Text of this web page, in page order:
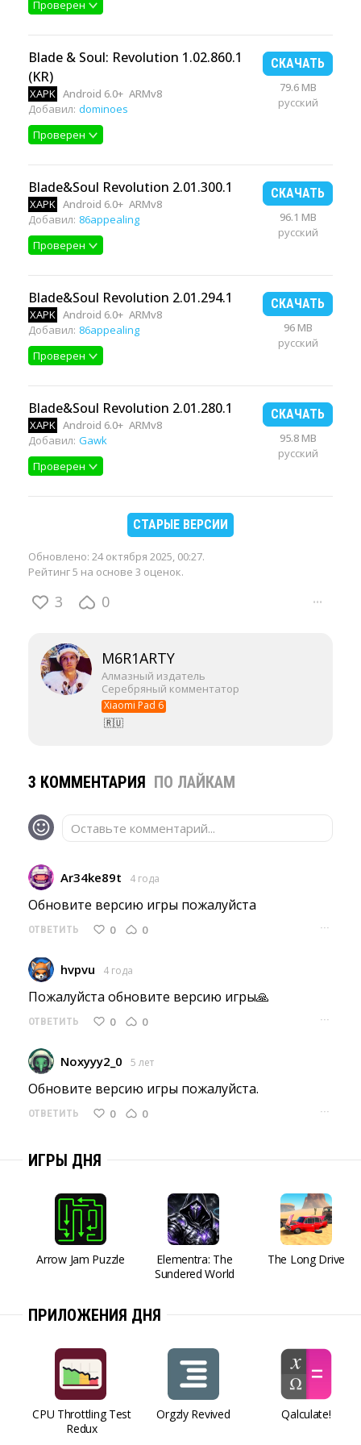
Проверен
Blade & Soul: Revolution 1.02.860.1
(KR)
XAPK Android 6.0+ ARMv8
Добавил: dominoes
Проверен
СКАЧАТЬ
79.6 MB
русский
Blade&Soul Revolution 2.01.300.1
XAPK Android 6.0+ ARMv8
Добавил: 86appealing
Проверен
СКАЧАТЬ
96.1 MB
русский
Blade&Soul Revolution 2.01.294.1
XAPK Android 6.0+ ARMv8
Добавил: 86appealing
Проверен
СКАЧАТЬ
96 MB
русский
Blade&Soul Revolution 2.01.280.1
XAPK Android 6.0+ ARMv8
Добавил: Gawk
Проверен
СКАЧАТЬ
95.8 MB
русский
СТАРЫЕ ВЕРСИИ
Обновлено: 24 октября 2025, 00:27.
Рейтинг 5 на основе 3 оценок.
3 0 ···
M6R1ARTY
Алмазный издатель
Серебряный комментатор
Xiaomi Pad 6
🇷🇺
3 КОММЕНТАРИЯ ПО ЛАЙКАМ
Оставьте комментарий...
Ar34ke89t 4 года
Обновите версию игры пожалуйста
ОТВЕТИТЬ 0 0 ···
hvpvu 4 года
Пожалуйста обновите версию игры🙏
ОТВЕТИТЬ 0 0 ···
Noxyyy2_0 5 лет
Обновите версию игры пожалуйста.
ОТВЕТИТЬ 0 0 ···
ИГРЫ ДНЯ
Arrow Jam Puzzle
Elementra: The
Sundered World
The Long Drive
ПРИЛОЖЕНИЯ ДНЯ
CPU Throttling Test
Redux
Orgzly Revived Qalculate!